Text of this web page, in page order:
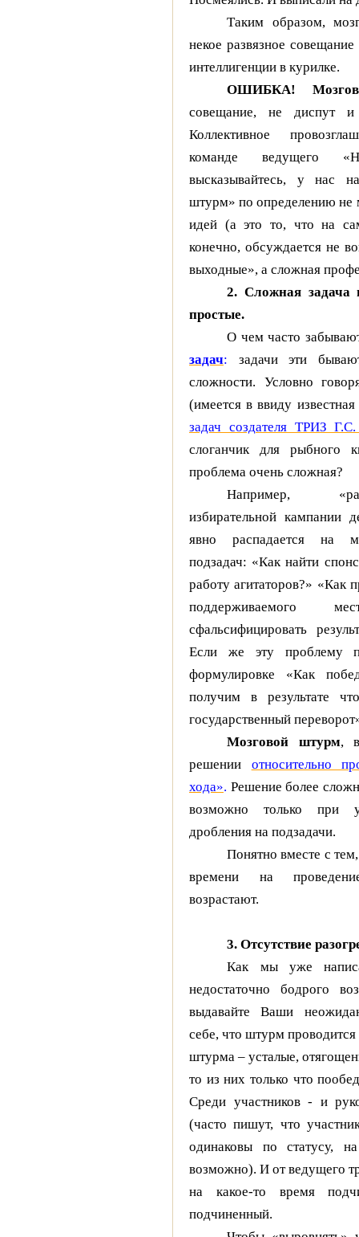
Таким образом,
некое развязное
интеллигенции в курилке.
ОШИБКА!
совещание, не диспут и
Коллективное
команде ведущего
высказывайтесь, у нас
штурм» по определению не
идей (а это то, что на
конечно, обсуждается не
выходные», а сложная
2. Сложная задача
простые.
О чем часто
задач: задачи эти
сложности. Условно
(имеется в ввиду известная
задач создателя ТРИЗ
слоганчик для рыбного
проблема очень сложная?
Например,
избирательной кампании
явно распадается на
подзадач: «Как найти
работу агитаторов?» «Как
поддерживаемого
сфальсифицировать
Если же эту проблему
формулировке «Как
получим в результате
государственный
Мозговой штурм,
решении относительно
хода». Решение более
возможно только при
дробления на подзадачи.
Понятно вместе с
времени на
возрастают.
3. Отсутствие
Как мы уже
недостаточно бодрого
выдавайте Ваши
себе, что штурм
штурма – усталые,
то из них только что
Среди участников - и
(часто пишут, что
одинаковы по статусу,
возможно). И от ведущего
на какое-то время
подчиненный.